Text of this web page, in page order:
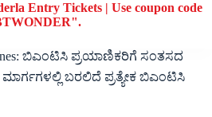
Entry Tickets | Use coupon code
ಬಿಎಂಟಿಸಿ ಪ್ರಯಾಣಿಕರಿಗೆ ಸಂತಸದ
ಮಾರ್ಗಗಳಲ್ಲಿ ಬರಲಿದೆ ಪ್ರತ್ಯೇಕ ಬಿಎಂಟಿಸಿ